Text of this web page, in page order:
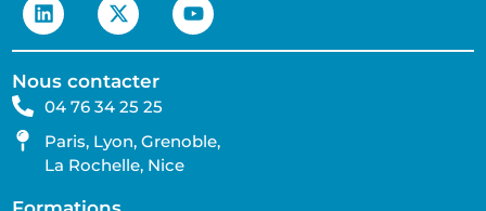
Nous contacter
04 76 34 25 25
Paris, Lyon, Grenoble,
La Rochelle, Nice